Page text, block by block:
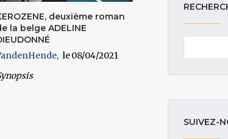
deuxième roman
la belge ADELINE
08/04/2021
SUIVEZ-